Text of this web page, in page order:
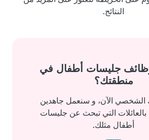
النتائج.
وظائف جليسات أطفال في
منطقتك؟
الشخصي الآن، و سنعمل جاهدين
التي تبحث عن جليسات
أطفال مثلك.